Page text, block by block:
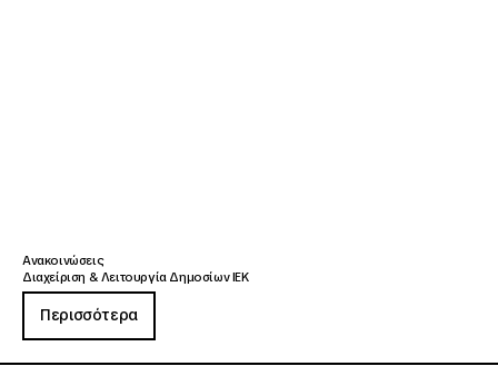
Ανακοινώσεις
Διαχείριση & Λειτουργία Δημοσίων ΙΕΚ
Περισσότερα